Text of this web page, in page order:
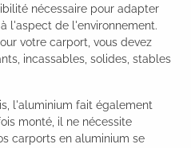
nécessaire pour adapter
l'aspect de l'environnement.
votre carport, vous devez
incassables, solides, stables
l'aluminium fait également
monté, il ne nécessite
carports en aluminium se